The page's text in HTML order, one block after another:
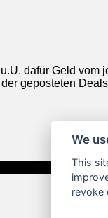
dafür Geld
geposteten
We
This
revoke